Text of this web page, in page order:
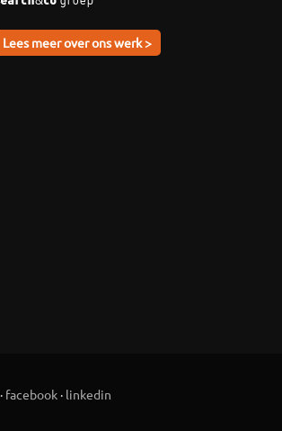
Lees meer over ons werk >
· facebook · linkedin